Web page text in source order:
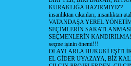
KURAKLIĞA HAZIRMIYIZ?
insanlıktan cıkanları, insanlıktan
VATANDAŞA YEREL
SEÇİMLERİN
SEÇMENLERİN
seçme işinin önemi!!!
OLAYLARLA HUKUKİ
EL GİDER UYAZAYA, BİZ